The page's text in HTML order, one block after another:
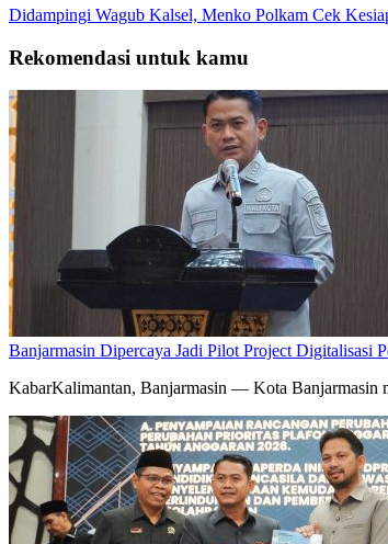
Didampingi Wagub Kalsel, Menko Polkam Cek
Rekomendasi untuk kamu
Banjarmasin Dipercaya Jadi Pilot Project Digitalisasi
KabarKalimantan, Banjarmasin — Kota Banjarmasin